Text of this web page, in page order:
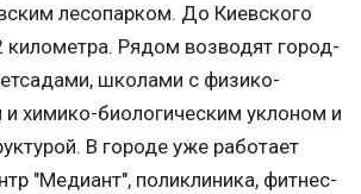
лесопарком. До Киевского
Рядом возводят город-
школами с физико-
химико-биологическим уклоном и
В городе уже работает
"Медиант", поликлиника, фитнес-